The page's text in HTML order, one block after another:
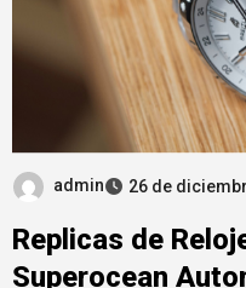
admin 26 de
Replicas de
Superocean